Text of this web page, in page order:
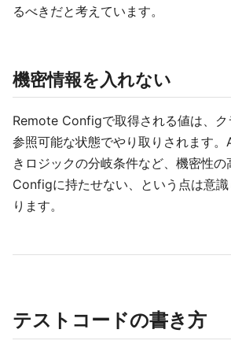
るべきだと考えています。
機密情報を入れない
Remote Configで取得される値は、ク
参照可能な状態でやり取りされます。
きロジックの分岐条件など、機密性
Configに持たせない、という点は意
ります。
テストコードの書き方